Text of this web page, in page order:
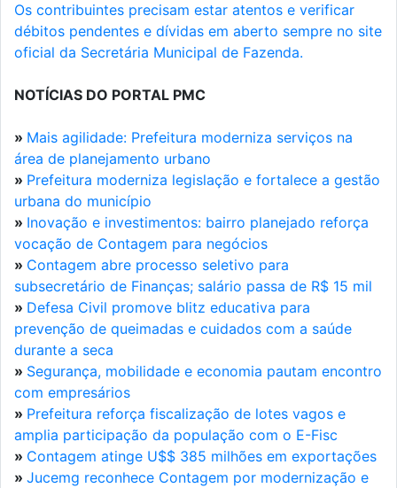
Os contribuintes precisam estar atentos e verificar
débitos pendentes e dívidas em aberto sempre no site
oficial da Secretária Municipal de Fazenda.
NOTÍCIAS DO PORTAL PMC
» Mais agilidade: Prefeitura moderniza serviços na
área de planejamento urbano
» Prefeitura moderniza legislação e fortalece a gestão
urbana do município
» Inovação e investimentos: bairro planejado reforça
vocação de Contagem para negócios
» Contagem abre processo seletivo para
subsecretário de Finanças; salário passa de R$ 15 mil
» Defesa Civil promove blitz educativa para
prevenção de queimadas e cuidados com a saúde
durante a seca
» Segurança, mobilidade e economia pautam encontro
com empresários
» Prefeitura reforça fiscalização de lotes vagos e
amplia participação da população com o E-Fisc
» Contagem atinge U$$ 385 milhões em exportações
» Jucemg reconhece Contagem por modernização e